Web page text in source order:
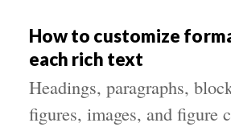
How to customize
each rich text
Headings, paragraphs,
figures, images, and figure